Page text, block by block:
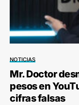
NOTICIAS
Mr. Doctor
pesos en
cifras falsas